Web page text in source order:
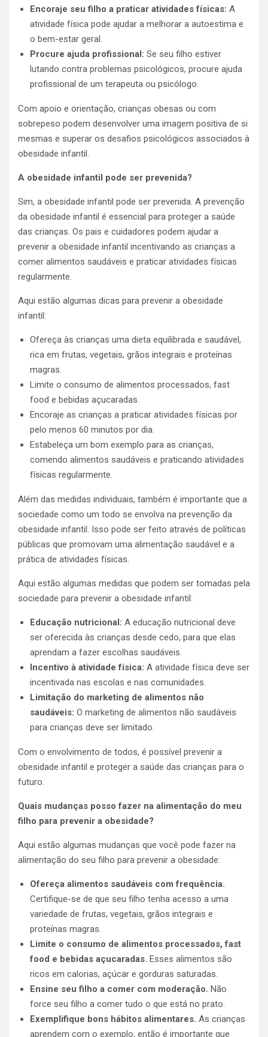
Encoraje seu filho a praticar atividades físicas: A
atividade física pode ajudar a melhorar a autoestima e
o bem-estar geral.
Procure ajuda profissional: Se seu filho estiver
lutando contra problemas psicológicos, procure ajuda
profissional de um terapeuta ou psicólogo.
Com apoio e orientação, crianças obesas ou com
sobrepeso podem desenvolver uma imagem positiva de si
mesmas e superar os desafios psicológicos associados à
obesidade infantil.
A obesidade infantil pode ser prevenida?
Sim, a obesidade infantil pode ser prevenida. A prevenção
da obesidade infantil é essencial para proteger a saúde
das crianças. Os pais e cuidadores podem ajudar a
prevenir a obesidade infantil incentivando as crianças a
comer alimentos saudáveis e praticar atividades físicas
regularmente.
Aqui estão algumas dicas para prevenir a obesidade
infantil:
Ofereça às crianças uma dieta equilibrada e saudável,
rica em frutas, vegetais, grãos integrais e proteínas
magras.
Limite o consumo de alimentos processados, fast
food e bebidas açucaradas.
Encoraje as crianças a praticar atividades físicas por
pelo menos 60 minutos por dia.
Estabeleça um bom exemplo para as crianças,
comendo alimentos saudáveis e praticando atividades
físicas regularmente.
Além das medidas individuais, também é importante que a
sociedade como um todo se envolva na prevenção da
obesidade infantil. Isso pode ser feito através de políticas
públicas que promovam uma alimentação saudável e a
prática de atividades físicas.
Aqui estão algumas medidas que podem ser tomadas pela
sociedade para prevenir a obesidade infantil:
Educação nutricional: A educação nutricional deve
ser oferecida às crianças desde cedo, para que elas
aprendam a fazer escolhas saudáveis.
Incentivo à atividade física: A atividade física deve ser
incentivada nas escolas e nas comunidades.
Limitação do marketing de alimentos não
saudáveis: O marketing de alimentos não saudáveis
para crianças deve ser limitado.
Com o envolvimento de todos, é possível prevenir a
obesidade infantil e proteger a saúde das crianças para o
futuro.
Quais mudanças posso fazer na alimentação do meu
filho para prevenir a obesidade?
Aqui estão algumas mudanças que você pode fazer na
alimentação do seu filho para prevenir a obesidade:
Ofereça alimentos saudáveis com frequência.
Certifique-se de que seu filho tenha acesso a uma
variedade de frutas, vegetais, grãos integrais e
proteínas magras.
Limite o consumo de alimentos processados, fast
food e bebidas açucaradas. Esses alimentos são
ricos em calorias, açúcar e gorduras saturadas.
Ensine seu filho a comer com moderação. Não
force seu filho a comer tudo o que está no prato.
Exemplifique bons hábitos alimentares. As crianças
aprendem com o exemplo, então é importante que